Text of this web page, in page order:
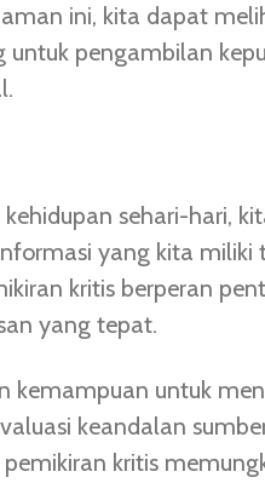
ini, kita dapat
untuk pengambilan
sehari-hari,
yang kita miliki
kritis berperan
yang tepat.
kemampuan untuk
keandalan
kritis